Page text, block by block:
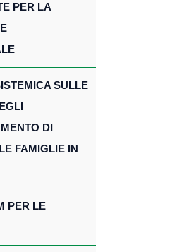
PER LA
SULLE
DI
FAMIGLIE IN
PER LE